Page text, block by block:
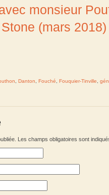
monsieur
(mars 2018)
Danton Fouché Fouquier-Tinville
Les champs obligatoires sont